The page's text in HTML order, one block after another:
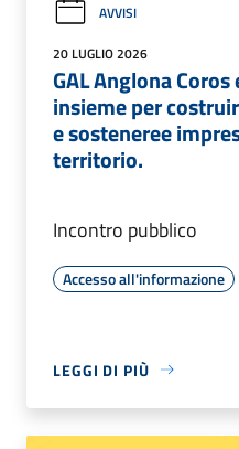
AVVISI
20 LUGLIO 2026
GAL Anglona
insieme per
e sosteneree
territorio.
Incontro pubblico
Accesso all'informazione
LEGGI DI PIÙ